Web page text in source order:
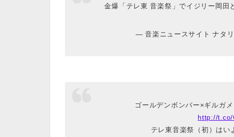
金爆「テレ東 音楽祭」でイジリー岡田
— 音楽ニュースサイト ナタ
ゴールデンボンバー×ギルガ
http://t.co/
テレ東音楽祭（初）はい